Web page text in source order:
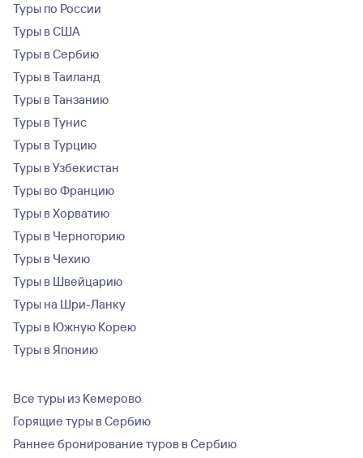
Туры по России
Туры в США
Туры в Сербию
Туры в Таиланд
Туры в Танзанию
Туры в Тунис
Туры в Турцию
Туры в Узбекистан
Туры во Францию
Туры в Хорватию
Туры в Черногорию
Туры в Чехию
Туры в Швейцарию
Туры на Шри-Ланку
Туры в Южную Корею
Туры в Японию
Все туры из Кемерово
Горящие туры в Сербию
Раннее бронирование туров в Сербию